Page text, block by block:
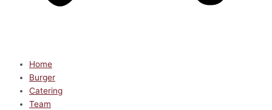
Home
Burger
Catering
Team